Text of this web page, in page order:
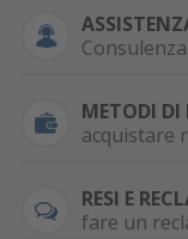
METODI DI
acquistare
RESI E
fare un